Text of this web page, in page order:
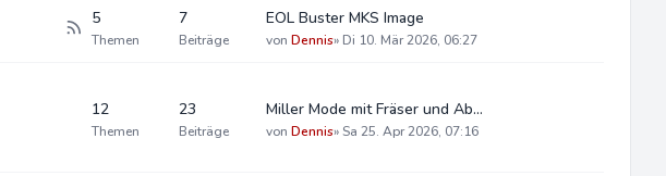
5
Themen
7
Beiträge
EOL Buster MKS Image
von Dennis» Di 10. Mär 2026, 06:27
12
Themen
23
Beiträge
Miller Mode mit Fräser und Ab…
von Dennis»Sa 25. Apr 2026, 07:16